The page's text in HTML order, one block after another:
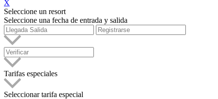
X
Seleccione un resort
Seleccione una fecha de entrada y salida
Tarifas especiales
Seleccionar tarifa especial